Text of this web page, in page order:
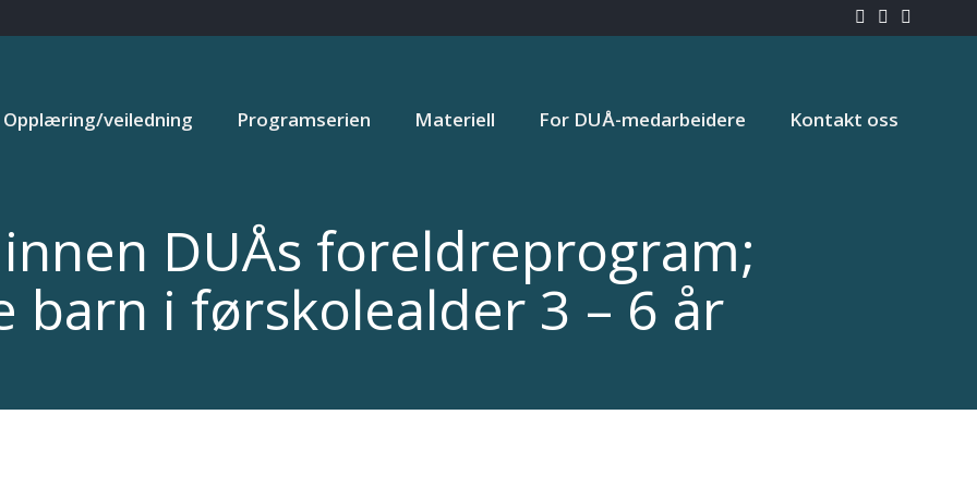
Opplæring/veiledning Programserien Materiell For DUÅ-medarbeidere Kontakt oss
DUÅs foreldreprogram;
barn i førskolealder 3 – 6 år